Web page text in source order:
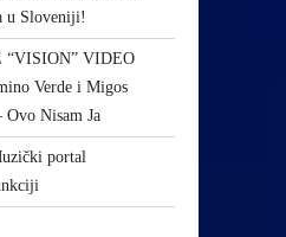
u Sloveniji!
“VISION” VIDEO
Verde i Migos
Nisam Ja
portal